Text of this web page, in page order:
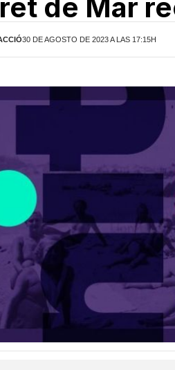
de Mar
30 DE AGOSTO DE 2023 A LAS 17:15H